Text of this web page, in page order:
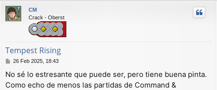
CM
Crack - Oberst
Tempest Rising
M
n
s
26 Feb 2025, 18:43
No sé lo estresante que puede ser, pero tiene buena pinta.
Como echo de menos las partidas de Command &